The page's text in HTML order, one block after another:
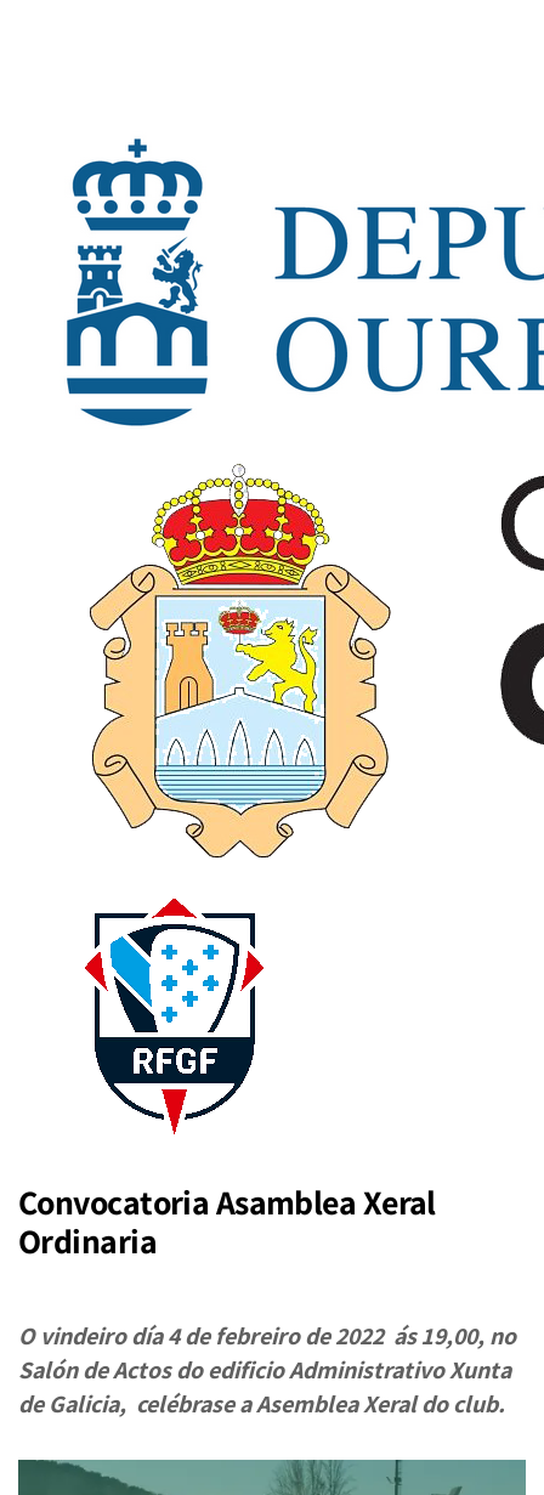
Convocatoria Asamblea Xeral
Ordinaria
O vindeiro día 4 de febreiro de 2022 ás 19,00, no
Salón de Actos do edificio Administrativo Xunta
de Galicia, celébrase a Asemblea Xeral do club.